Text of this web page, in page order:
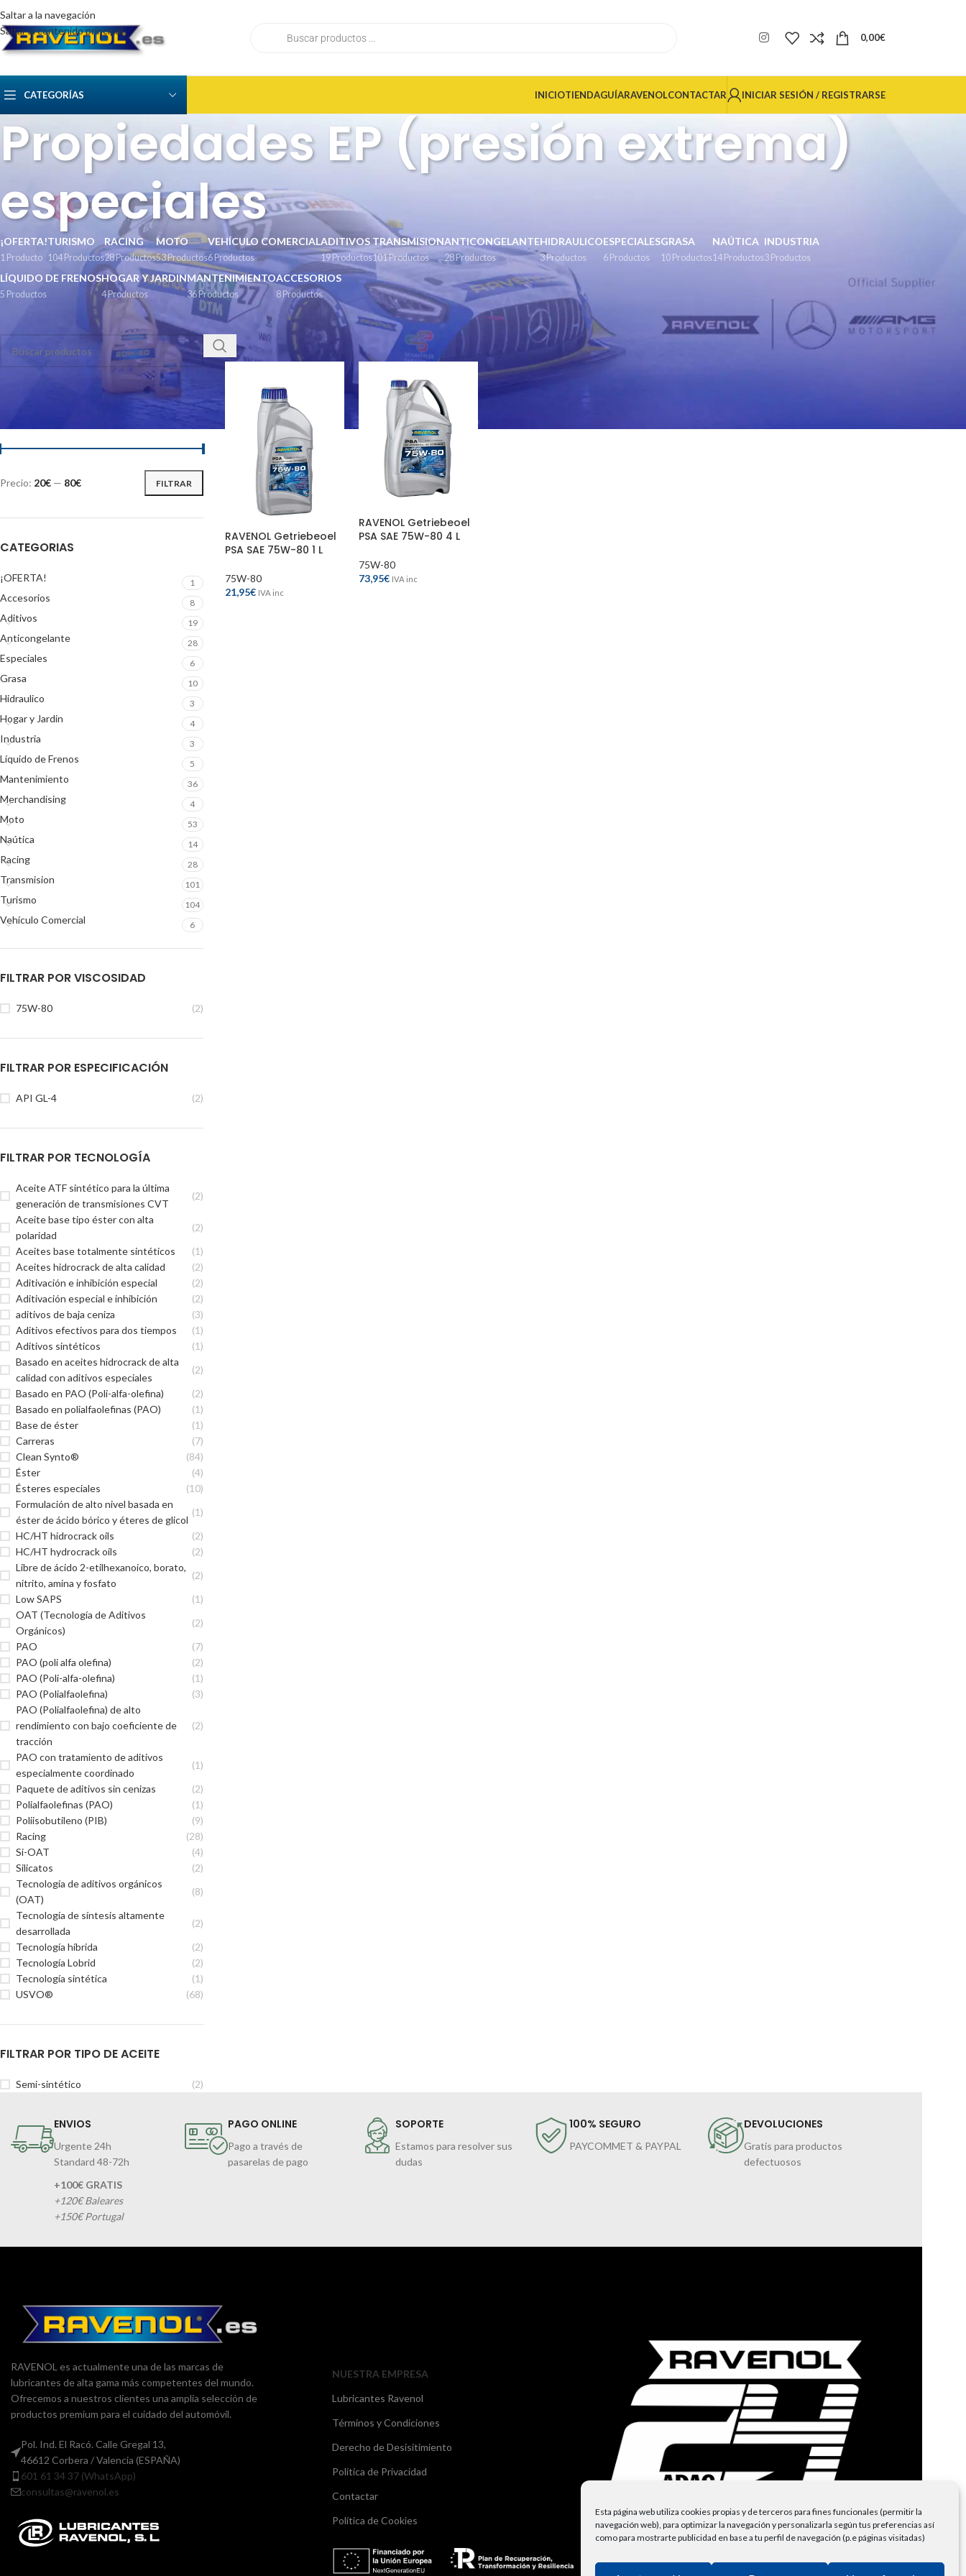
Esta página web utiliza cookies propias y de terceros para fines funcionales (permitir la
navegación web), para optimizar la navegación y personalizarla según tus preferencias así
como para mostrarte publicidad en base a tu perfil de navegación (p.e páginas visitadas)
Saltar a la navegación
Saltar al contenido principal
0,00€
CATEGORÍAS INICIOTIENDAGUÍARAVENOLCONTACTAR INICIAR SESIÓN / REGISTRARSE
Propiedades EP (presión extrema)
especiales
¡OFERTA!
1 Producto
TURISMO
104 Productos
RACING
28 Productos
MOTO
53 Productos
VEHÍCULO COMERCIAL
6 Productos
ADITIVOS
19 Productos
TRANSMISION
101 Productos
ANTICONGELANTE
28 Productos
HIDRAULICO
3 Productos
ESPECIALES
6 Productos
GRASA
10 Productos
NAÚTICA
14 Productos
INDUSTRIA
3 Productos
LÍQUIDO DE FRENOS
5 Productos
HOGAR Y JARDIN
4 Productos
MANTENIMIENTO
36 Productos
ACCESORIOS
8 Productos
FILTRAR
Precio: 20€ — 80€
CATEGORIAS
¡OFERTA! 1
Accesorios 8
Aditivos 19
Anticongelante 28
Especiales 6
Grasa 10
Hidraulico 3
Hogar y Jardin 4
Industria 3
Líquido de Frenos 5
Mantenimiento 36
Merchandising 4
Moto 53
Naútica 14
Racing 28
Transmision 101
Turismo 104
Vehículo Comercial 6
FILTRAR POR VISCOSIDAD
75W-80 (2)
FILTRAR POR ESPECIFICACIÓN
API GL-4 (2)
FILTRAR POR TECNOLOGÍA
Aceite ATF sintético para la última
generación de transmisiones CVT
(2)
Aceite base tipo éster con alta
polaridad
(2)
Aceites base totalmente sintéticos
(1)
Aceites hidrocrack de alta calidad
(2)
Aditivación e inhibición especial
(2)
Aditivación especial e inhibición
(2)
aditivos de baja ceniza
(3)
Aditivos efectivos para dos tiempos
(1)
Aditivos sintéticos
(1)
Basado en aceites hidrocrack de alta
calidad con aditivos especiales
(2)
Basado en PAO (Poli-alfa-olefina)
(2)
Basado en polialfaolefinas (PAO)
(1)
Base de éster
(1)
Carreras
(7)
Clean Synto®
(84)
Éster
(4)
Ésteres especiales
(10)
Formulación de alto nivel basada en
éster de ácido bórico y éteres de glicol
(1)
HC/HT hidrocrack oils
(2)
HC/HT hydrocrack oils
(2)
Libre de ácido 2-etilhexanoico, borato,
nitrito, amina y fosfato
(2)
Low SAPS
(1)
OAT (Tecnología de Aditivos
Orgánicos)
(2)
PAO
(7)
PAO (poli alfa olefina)
(2)
PAO (Poli-alfa-olefina)
(1)
PAO (Polialfaolefina)
(3)
PAO (Polialfaolefina) de alto
rendimiento con bajo coeficiente de
tracción
(2)
PAO con tratamiento de aditivos
especialmente coordinado
(1)
Paquete de aditivos sin cenizas
(2)
Polialfaolefinas (PAO)
(1)
Poliisobutileno (PIB)
(9)
Racing
(28)
Si-OAT
(4)
Silicatos
(2)
Tecnología de aditivos orgánicos
(OAT)
(8)
Tecnología de síntesis altamente
desarrollada
(2)
Tecnología híbrida
(2)
Tecnología Lobrid
(2)
Tecnología sintética
(1)
USVO®
(68)
FILTRAR POR TIPO DE ACEITE
Semi-sintético (2)
Inicio/ Tecnología del producto/ Propiedades EP (presión extrema) especiales
Mostrar
12 18 24
RAVENOL Getriebeoel
PSA SAE 75W-80 1 L
75W-80
21,95€ IVA inc
RAVENOL Getriebeoel
PSA SAE 75W-80 4 L
75W-80
73,95€ IVA inc
ENVIOS
Urgente 24h
Standard 48-72h
+100€ GRATIS
+120€ Baleares
+150€ Portugal
PAGO ONLINE
Pago a través de
pasarelas de pago
SOPORTE
Estamos para resolver sus
dudas
100% SEGURO
PAYCOMMET & PAYPAL
DEVOLUCIONES
Gratis para productos
defectuosos
RAVENOL es actualmente una de las marcas de
lubricantes de alta gama más competentes del mundo.
Ofrecemos a nuestros clientes una amplia selección de
productos premium para el cuidado del automóvil.
Pol. Ind. El Racó. Calle Gregal 13,
46612 Corbera / Valencia (ESPAÑA)
601 61 34 37 (WhatsApp)
consultas@ravenol.es
NUESTRA EMPRESA
Lubricantes Ravenol
Términos y Condiciones
Derecho de Desisitimiento
Política de Privacidad
Contactar
Política de Cookies